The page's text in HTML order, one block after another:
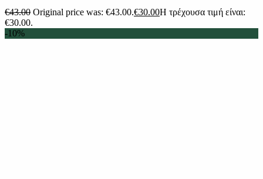
€43.00 Original price was: €43.00.€30.00Η τρέχουσα τιμή είναι:
€30.00.
-10%